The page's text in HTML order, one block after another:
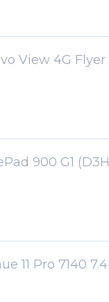
View 4G
900 G1
11 Pro 7140